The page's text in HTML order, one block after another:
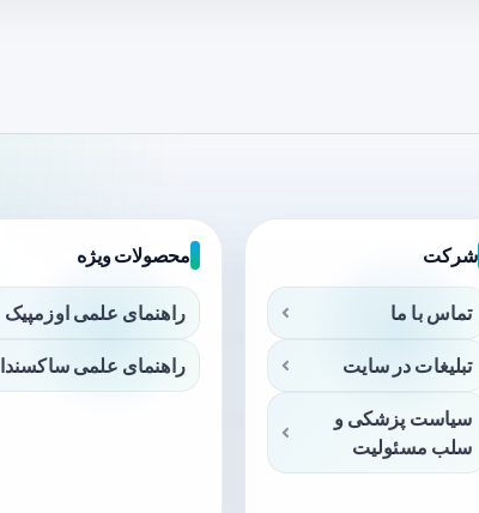
شرکت
تماس با ما
تبلیغات در سایت
سیاست پزشکی و
سلب مسئولیت
محصولات ویژه
راهنمای علمی اوزمپیک
راهنمای علمی ساکسندا